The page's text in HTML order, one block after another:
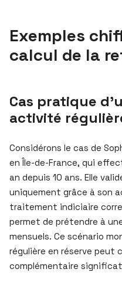
Exemples
calcul de la
Cas pratique
activité
Considérons le cas de
en Île-de-France, qui
an depuis 10 ans. Elle
uniquement grâce à son
traitement indiciaire
permet de prétendre à
mensuels. Ce scénario
régulière en réserve
complémentaire